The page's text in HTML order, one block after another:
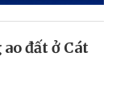
đất ở Cát